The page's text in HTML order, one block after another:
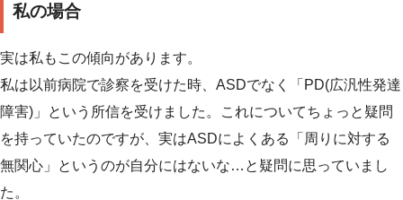
私の場合
実は私もこの傾向があります。
私は以前病院で診察を受けた時、ASDでなく「PD(広汎性発達
障害)」という所信を受けました。これについてちょっと疑問
を持っていたのですが、実はASDによくある「周りに対する
無関心」というのが自分にはないな…と疑問に思っていまし
た。